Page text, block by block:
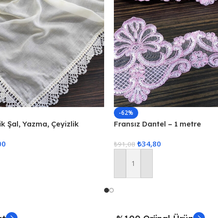
Şal, Yazma, Çeyizlik
-62%
Fransız Dantel – 1 metre
₺91,08 ₺34,80
Sepete Ekle